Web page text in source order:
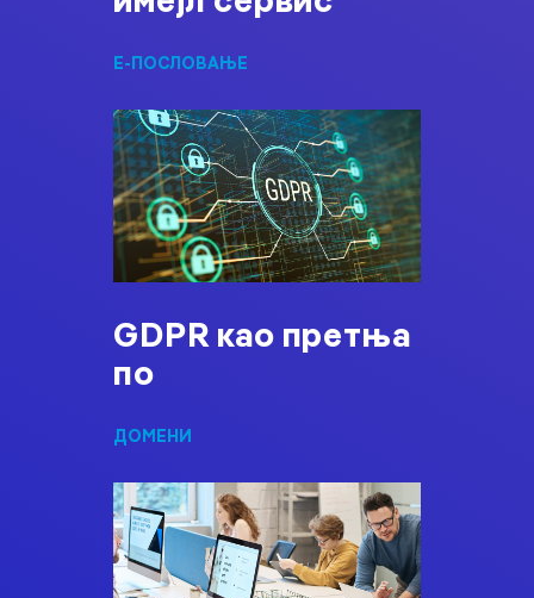
Е-ПОСЛОВАЊЕ
GDPR као претња
по
ДОМЕНИ